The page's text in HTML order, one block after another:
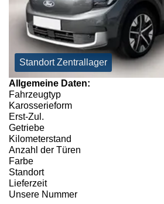
Standort Zentrallager
Allgemeine Daten:
Fahrzeugtyp
Karosserieform
Erst-Zul.
Getriebe
Kilometerstand
Anzahl der Türen
Farbe
Standort
Lieferzeit
Unsere Nummer